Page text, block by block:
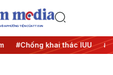
ĐA PHƯƠNG TIỆN CỦA TTXVN
#Chống khai thác IUU